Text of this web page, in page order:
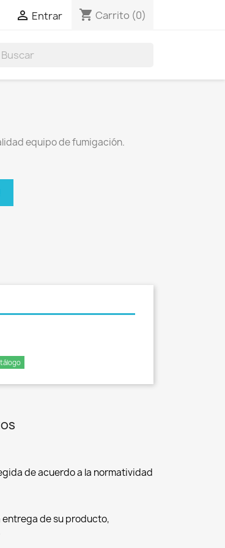
 Entrar shopping_cart Carrito (0)
equipo de fumigación.
de acuerdo a la normatividad
entrega de su producto,